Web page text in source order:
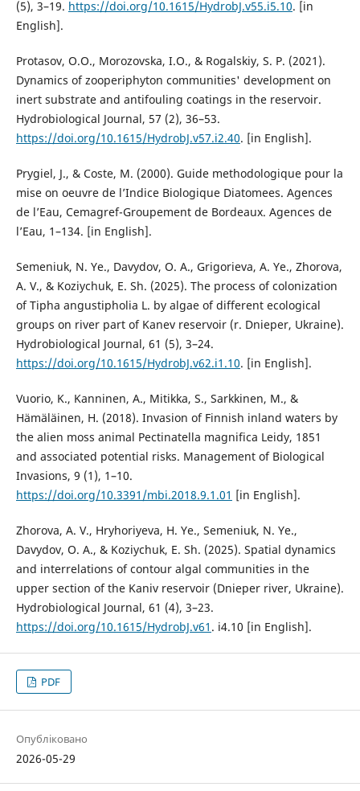
(5), 3–19. https://doi.org/10.1615/HydrobJ.v55.i5.10. [in
English].
Protasov, O.O., Morozovska, I.O., & Rogalskiy, S. P. (2021).
Dynamics of zooperiphyton communities' development on
inert substrate and antifouling coatings in the reservoir.
Hydrobiological Journal, 57 (2), 36–53.
https://doi.org/10.1615/HydrobJ.v57.i2.40. [in English].
Prygiel, J., & Coste, M. (2000). Guide methodologique pour la
mise on oeuvre de l’Indice Biologique Diatomees. Agences
de l’Eau, Cemagref-Groupement de Bordeaux. Agences de
l’Eau, 1–134. [in English].
Semeniuk, N. Ye., Davydov, O. A., Grigorieva, A. Ye., Zhorova,
A. V., & Koziychuk, E. Sh. (2025). The process of colonization
of Tipha angustipholia L. by algae of different ecological
groups on river part of Kanev reservoir (r. Dnieper, Ukraine).
Hydrobiological Journal, 61 (5), 3–24.
https://doi.org/10.1615/HydrobJ.v62.i1.10. [in English].
Vuorio, K., Kanninen, A., Mitikka, S., Sarkkinen, M., &
Hämäläinen, H. (2018). Invasion of Finnish inland waters by
the alien moss animal Pectinatella magnifica Leidy, 1851
and associated potential risks. Management of Biological
Invasions, 9 (1), 1–10.
https://doi.org/10.3391/mbi.2018.9.1.01 [in English].
Zhorova, A. V., Hryhoriyeva, H. Ye., Semeniuk, N. Ye.,
Davydov, O. A., & Koziychuk, E. Sh. (2025). Spatial dynamics
and interrelations of contour algal communities in the
upper section of the Kaniv reservoir (Dnieper river, Ukraine).
Hydrobiological Journal, 61 (4), 3–23.
https://doi.org/10.1615/HydrobJ.v61 . i4.10 [in English].
PDF
Опубліковано
2026-05-29